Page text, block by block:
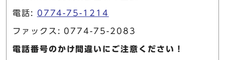
電話: 0774-75-1214
ファックス: 0774-75-2083
電話番号のかけ間違いにご注意ください！